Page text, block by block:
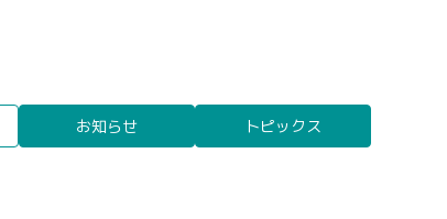
お知らせ トピックス